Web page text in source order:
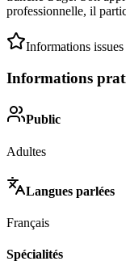
professionnelle, il
Informations
Informations
Public
Adultes
Langues parlées
Français
Spécialités